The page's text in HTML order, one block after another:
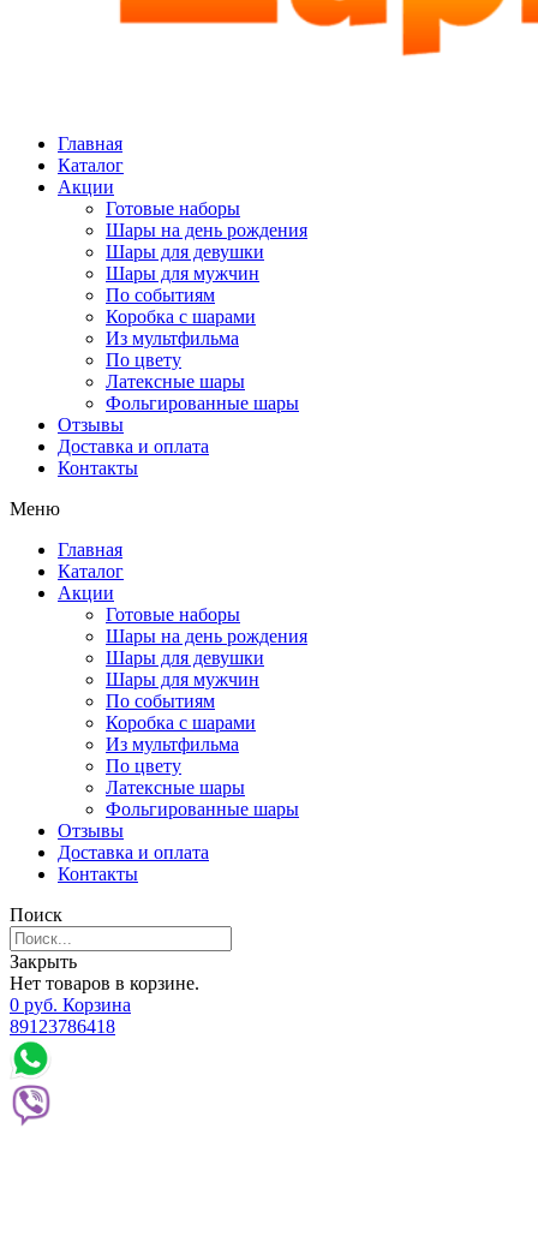
Главная
Каталог
Акции
Готовые наборы
Шары на день рождения
Шары для девушки
Шары для мужчин
По событиям
Коробка с шарами
Из мультфильма
По цвету
Латексные шары
Фольгированные шары
Отзывы
Доставка и оплата
Контакты
Меню
Главная
Каталог
Акции
Готовые наборы
Шары на день рождения
Шары для девушки
Шары для мужчин
По событиям
Коробка с шарами
Из мультфильма
По цвету
Латексные шары
Фольгированные шары
Отзывы
Доставка и оплата
Контакты
Поиск
Закрыть
Нет товаров в корзине.
0 руб. Корзина
89123786418